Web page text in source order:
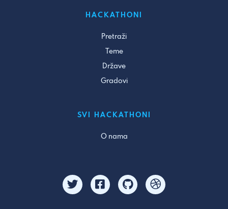
HACKATHONI
Pretraži
Teme
Države
Gradovi
SVI HACKATHONI
O nama